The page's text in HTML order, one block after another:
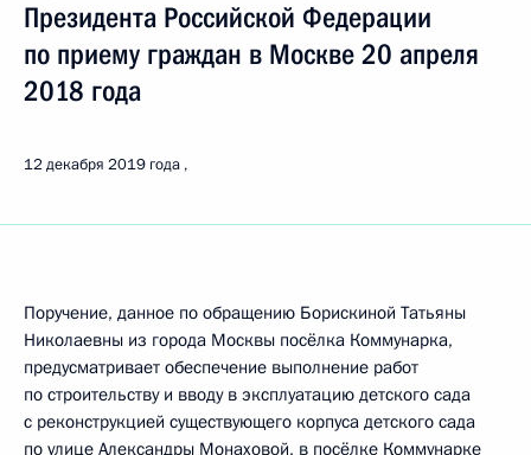
Президента Российской Федерации
по приему граждан в Москве 20 апреля
2018 года
12 декабря 2019 года
Поручение, данное по обращению Борискиной Татьяны
Николаевны из города Москвы посёлка Коммунарка,
предусматривает обеспечение выполнение работ
по строительству и вводу в эксплуатацию детского сада
с реконструкцией существующего корпуса детского сада
по улице Александры Монаховой, в посёлке Коммунарке